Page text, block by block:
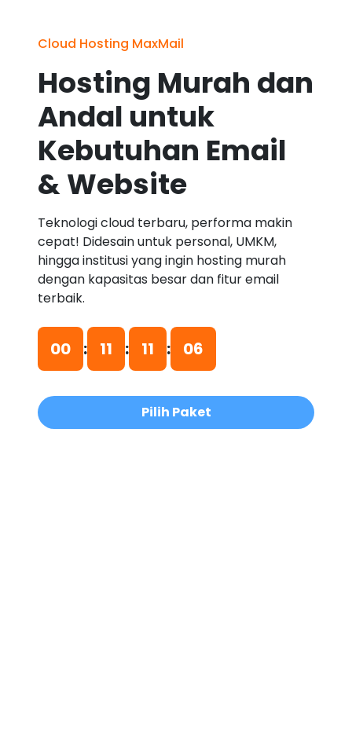
Cloud Hosting MaxMail
Hosting Murah dan
Andal untuk
Kebutuhan Email
& Website
Teknologi cloud terbaru, performa makin
cepat! Didesain untuk personal, UMKM,
hingga institusi yang ingin hosting murah
dengan kapasitas besar dan fitur email
terbaik.
00 : 11 : 11 : 06
Pilih Paket